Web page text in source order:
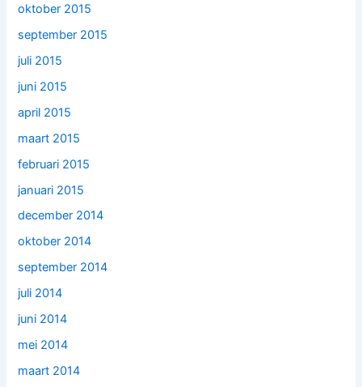
oktober 2015
september 2015
juli 2015
juni 2015
april 2015
maart 2015
februari 2015
januari 2015
december 2014
oktober 2014
september 2014
juli 2014
juni 2014
mei 2014
maart 2014